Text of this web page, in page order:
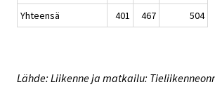
Yhteensä
401 467 504
Lähde: Liikenne ja matkailu: